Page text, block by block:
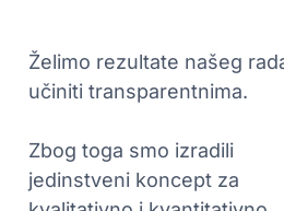
Želimo rezultate našeg
učiniti transparentnima.
Zbog toga smo izradili
jedinstveni koncept za